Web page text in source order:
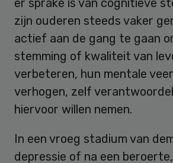
er sprake is van cognitieve
zijn ouderen steeds vaker
actief aan de gang te gaan
stemming of kwaliteit van
verbeteren, hun mentale
verhogen, zelf
hiervoor willen nemen.
In een vroeg stadium van
depressie of na een